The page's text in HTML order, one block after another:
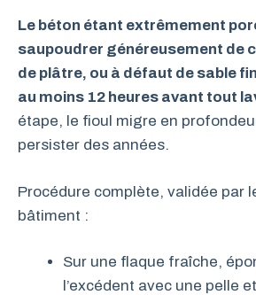
Le béton étant extrêmement
saupoudrer généreusement de
de plâtre, ou à défaut de sable
au moins 12 heures avant tout
étape, le fioul migre en
persister des années.
Procédure complète, validée par
bâtiment :
Sur une flaque fraîche,
l’excédent avec une pelle